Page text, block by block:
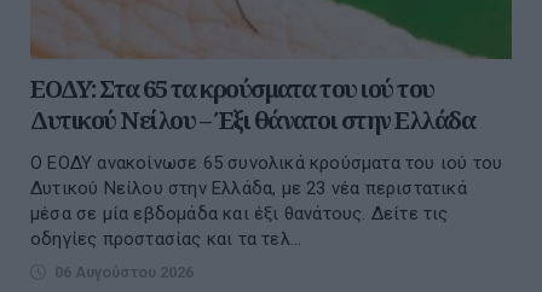
ΕΟΔΥ: Στα 65 τα κρούσματα του ιού του
Δυτικού Νείλου – Έξι θάνατοι στην Ελλάδα
Ο ΕΟΔΥ ανακοίνωσε 65 συνολικά κρούσματα του ιού του
Δυτικού Νείλου στην Ελλάδα, με 23 νέα περιστατικά
μέσα σε μία εβδομάδα και έξι θανάτους. Δείτε τις
οδηγίες προστασίας και τα τελ...
06 Αυγούστου 2026